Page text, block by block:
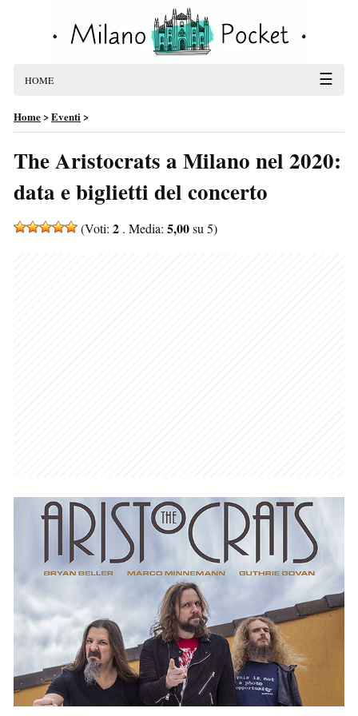
HOME ☰
Home>Eventi>
The Aristocrats a Milano nel 2020:
data e biglietti del concerto
(Voti: 2 . Media: 5,00su 5)